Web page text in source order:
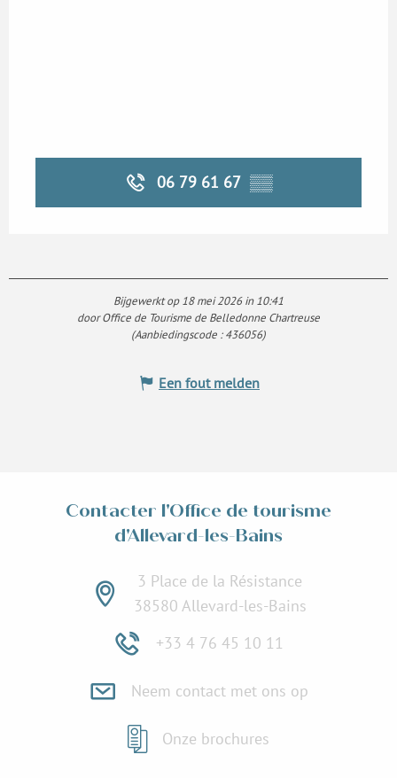
06 79 61 67 ▒▒
Bijgewerkt op 18 mei 2026 in 10:41
door Office de Tourisme de Belledonne Chartreuse
(Aanbiedingscode :436056)
Een fout melden
Contacter l'Office de tourisme
d'Allevard-les-Bains
3 Place de la Résistance
38580 Allevard-les-Bains
+33 4 76 45 10 11
Neem contact met ons op
Onze brochures